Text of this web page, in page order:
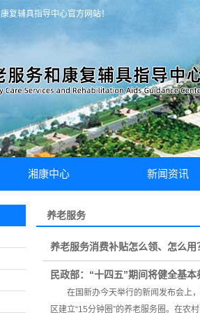
复辅具指导中心官方网站！
湘康中心
中心介绍
荣誉资质
中心环境
新闻资讯
通知公告
党建工作
康复辅具
养老服务
养老服务消费补贴怎么领、怎么用
民政部：“十四五”期间将健全基
在国新办今天举行的新闻发布会上，
区建立“15分钟圈”的养老服务圈。在